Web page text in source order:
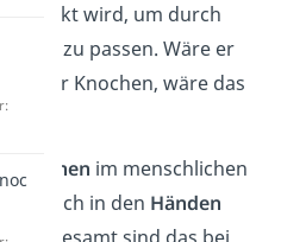
wird, um durch
zu passen. Wäre er
großer Knochen, wäre das
Knochen im menschlichen
sich in den Händen